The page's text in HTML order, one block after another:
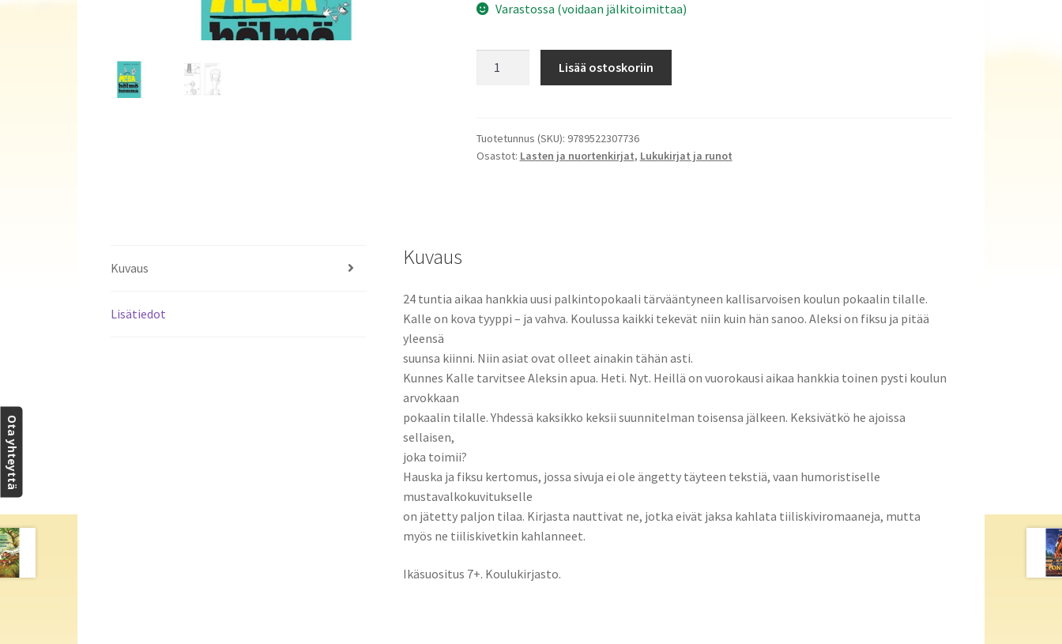
Varastossa (voidaan jälkitoimittaa)
Lisää ostoskoriin
Tuotetunnus (SKU): 9789522307736
Osastot: Lasten ja nuortenkirjat, Lukukirjat ja runot
Kuvaus
Lisätiedot
Kuvaus
24 tuntia aikaa hankkia uusi palkintopokaali tärvääntyneen kallisarvoisen koulun pokaalin tilalle.
Kalle on kova tyyppi – ja vahva. Koulussa kaikki tekevät niin kuin hän sanoo. Aleksi on fiksu ja pitää
yleensä
suunsa kiinni. Niin asiat ovat olleet ainakin tähän asti.
Kunnes Kalle tarvitsee Aleksin apua. Heti. Nyt. Heillä on vuorokausi aikaa hankkia toinen pysti koulun
arvokkaan
pokaalin tilalle. Yhdessä kaksikko keksii suunnitelman toisensa jälkeen. Keksivätkö he ajoissa
sellaisen,
joka toimii?
Hauska ja fiksu kertomus, jossa sivuja ei ole ängetty täyteen tekstiä, vaan humoristiselle
mustavalkokuvitukselle
on jätetty paljon tilaa. Kirjasta nauttivat ne, jotka eivät jaksa kahlata tiiliskiviromaaneja, mutta
myös ne tiiliskivetkin kahlanneet.
Ikäsuositus 7+. Koulukirjasto.
Ota yhteyttä